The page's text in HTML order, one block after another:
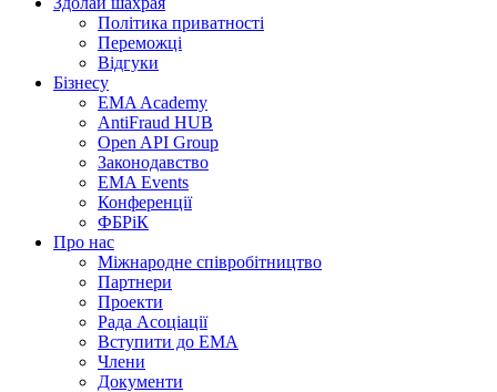
Політика приватності
Переможцi
Відгуки
Бізнесу
EMA Academy
AntiFraud HUB
Open API Group
Законодавство
EMA Events
Конференції
ФБРіК
Про нас
Міжнародне співробітництво
Партнери
Проекти
Рада Асоціації
Вступити до ЕМА
Члени
Документи